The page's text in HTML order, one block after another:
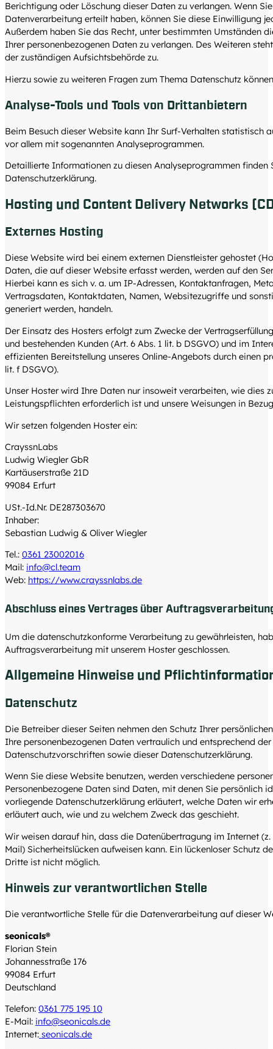
Berichtigung oder Löschung dieser Daten zu verlangen. Wenn
Datenverarbeitung erteilt haben, können Sie diese Einwilligung
Außerdem haben Sie das Recht, unter bestimmten Umständen
Ihrer personenbezogenen Daten zu verlangen. Des Weiteren
der zuständigen Aufsichtsbehörde zu.
Hierzu sowie zu weiteren Fragen zum Thema Datenschutz
Analyse-Tools und Tools von Dritt­anbietern
Beim Besuch dieser Website kann Ihr Surf-Verhalten statistisch
vor allem mit sogenannten Analyseprogrammen.
Detaillierte Informationen zu diesen Analyseprogrammen finden
Datenschutzerklärung.
Hosting und Content Delivery Networks
Externes Hosting
Diese Website wird bei einem externen Dienstleister gehostet
Daten, die auf dieser Website erfasst werden, werden auf den
Hierbei kann es sich v. a. um IP-Adressen, Kontaktanfragen,
Vertragsdaten, Kontaktdaten, Namen, Websitezugriffe und
generiert werden, handeln.
Der Einsatz des Hosters erfolgt zum Zwecke der
und bestehenden Kunden (Art. 6 Abs. 1 lit. b DSGVO) und im
effizienten Bereitstellung unseres Online-Angebots durch einen
lit. f DSGVO).
Unser Hoster wird Ihre Daten nur insoweit verarbeiten, wie dies
Leistungspflichten erforderlich ist und unsere Weisungen in
Wir setzen folgenden Hoster ein:
CrayssnLabs
Ludwig Wiegler GbR
Kartäuserstraße 21D
99084 Erfurt
USt.-Id.Nr. DE287303670
Inhaber:
Sebastian Ludwig & Oliver Wiegler
Tel.: 0361 23002016
Mail: info@cl.team
Web: https://www.crayssnlabs.de
Abschluss eines Vertrages über
Um die datenschutzkonforme Verarbeitung zu gewährleisten,
Auftragsverarbeitung mit unserem Hoster geschlossen.
Allgemeine Hinweise und
Datenschutz
Die Betreiber dieser Seiten nehmen den Schutz Ihrer
Ihre personenbezogenen Daten vertraulich und entsprechend
Datenschutzvorschriften sowie dieser Datenschutzerklärung.
Wenn Sie diese Website benutzen, werden verschiedene
Personenbezogene Daten sind Daten, mit denen Sie persönlich
vorliegende Datenschutzerklärung erläutert, welche Daten wir
erläutert auch, wie und zu welchem Zweck das geschieht.
Wir weisen darauf hin, dass die Datenübertragung im Internet
Mail) Sicherheitslücken aufweisen kann. Ein lückenloser Schutz
Dritte ist nicht möglich.
Hinweis zur verantwortlichen Stelle
Die verantwortliche Stelle für die Datenverarbeitung auf dieser
seonicals®
Florian Stein
Johannesstraße 176
99084 Erfurt
Deutschland
Telefon: 0361 775 195 10
E-Mail: info@seonicals.de
Internet: seonicals.de